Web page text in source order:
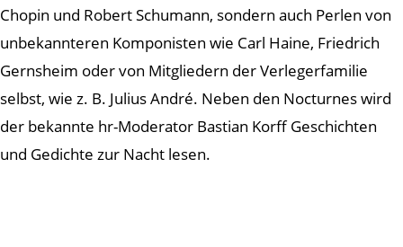
Chopin und Robert Schumann, sondern auch Perlen von
unbekannteren Komponisten wie Carl Haine, Friedrich
Gernsheim oder von Mitgliedern der Verlegerfamilie
selbst, wie z. B. Julius André. Neben den Nocturnes wird
der bekannte hr-Moderator Bastian Korff Geschichten
und Gedichte zur Nacht lesen.